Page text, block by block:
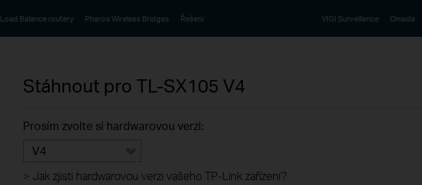
Load Balance routery Pharos Wireless Bridges Řešení VIGI Surveillance Omada
Stáhnout pro TL-SX105 V4
Prosím zvolte si hardwarovou verzi:
V4
> Jak zjisti hardwarovou verzi vašeho TP-Link zařízení?